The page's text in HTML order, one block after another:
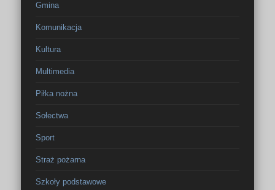
Gmina
Komunikacja
Kultura
Multimedia
Piłka nożna
Sołectwa
Sport
Straż pożarna
Szkoły podstawowe